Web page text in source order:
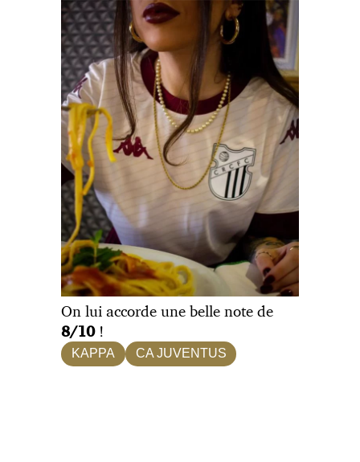
On lui accorde une belle note de
8/10!
KAPPA CA JUVENTUS